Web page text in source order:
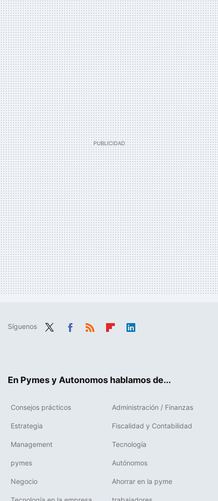
Síguenos
En Pymes y Autonomos hablamos de...
Consejos prácticos Administración / Finanzas
Estrategia Fiscalidad y Contabilidad
Management Tecnología
pymes Autónomos
Negocio Ahorrar en la pyme